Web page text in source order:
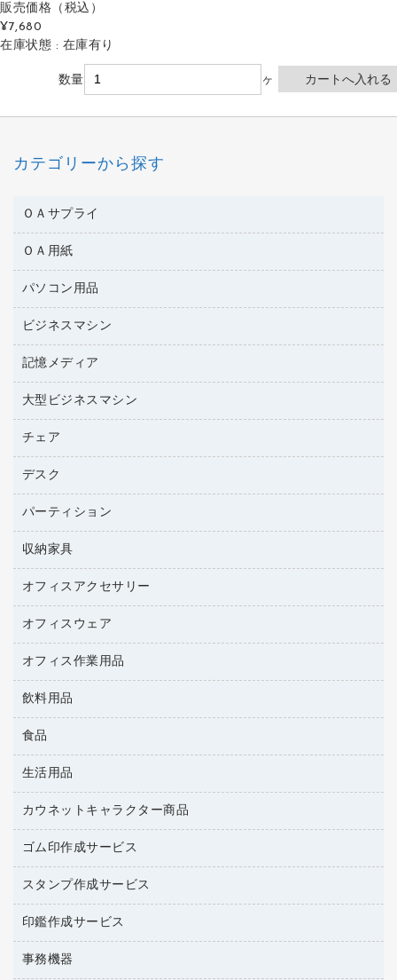
販売価格 （税込）
¥7,680
在庫状態 : 在庫有り
数量 ヶ
カテゴリーから探す
ＯＡサプライ
互換インクカートリッジ
ワープロリボン
リサイクルトナー（リターン方式）
リサイクルトナー（プール方式）
リサイクルインクカートリッジ
ファクシミリトナー
トナーカートリッジ
コピートナー
ＯＡ用紙
名刺用紙
帳票用紙／フォーム用紙
ワープロ用紙
ラベル用紙
プロッター用紙
ハガキ用紙
その他コピー用紙・プリンタ用紙
コピー用紙
パソコン用品
パソコン周辺機器
各種ケーブル
マウスパッド
マウス
パソコンバッグ／収納用品
ネットワーク／ＬＡＮ機器
ネットワーク／ＬＡＮアクセサリー
セキュリティ用品
ＵＳＢハブ／ＵＳＢアクセサリー
ＯＡフィルター
ＯＡクリーナー／エアダスター
ＬＡＮケーブル
ＨＤＤ／ＳＳＤ
ディスプレイモニター
ビジネスマシン
電話機
レーザープリンタ／複合機
メモリーカード
プロジェクタ
ファクシミリ
デジタルカメラ
スキャナー
コピー機
記憶メディア
ブルーレイディスク
ＣＤ－ＲＷ
ＣＤ－Ｒ
メディア収納用品
大型ビジネスマシン
プリンタ
チェア
応接イス・ベンチ
オフィスチェア
デスク
ミーティングテーブル
デスク
カウンター
パーティション
ホワイトボード・黒板
収納家具
保管庫・書庫
ロッカー・下駄箱
その他収納
オフィスアクセサリー
オフィスアクセサリー
オフィスウェア
医療・介護・ワーキングウェア
ブラウス・シャツ
アウター
オフィス作業用品
養生用品
防災用品
防災用備蓄食品・飲料
台車・脚立
倉庫収納用品
作業用雑貨
梱包用品
梱包用テープ
飲料用品
緑茶飲料
茶葉・インスタント
紅茶・バラエティ飲料
レギュラーコーヒー
ミルク・シュガー
ソフトドリンク
コーヒーメーカー・備品
インスタントコーヒー
食品
食品
菓子
生活用品
浴室用品
台所用洗剤
掃除用品
掃除用洗剤
洗濯用品
消臭・芳香剤
カウネットキャラクター商品
カウネットキャラクター商品
ゴム印作成サービス
ゴム印作成サービス
ゴム印（一行印）作成サービス
ゴム印（フリーサイズ印）作成サービス
スタンプ作成サービス
シヤチハタスタンプ作成サービス
カウネットスタンプ作成サービス
印鑑作成サービス
印鑑作成サービス
事務機器